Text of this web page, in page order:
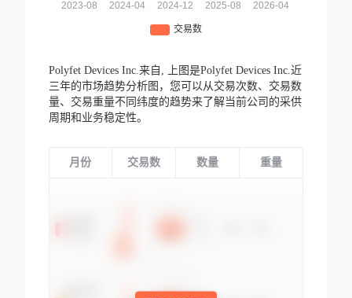
Polyfet Devices Inc.来自,
上图是Polyfet Devices Inc.近
三年的市场趋势分析图，您可以从交易次数、交易数
量、交易重量不同纬度的趋势来了解当前公司的采供
周期和业务稳定性。
月份 交易数 数量 重量